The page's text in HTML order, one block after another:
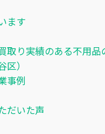
ます
取り実績のある不用品
）
事例
だいた声